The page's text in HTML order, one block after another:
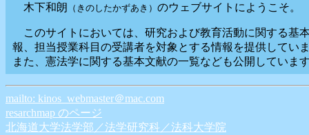
木下和朗 （きのしたかずあき） のウェブサイトにようこそ。
このサイトにおいては、研究および教育活動に関する基
報、担当授業科目の受講者を対象とする情報を提供してい
また、憲法学に関する基本文献の一覧なども公開していま
mailto: kinos_webmaster＠mac.com
resarchmap のページ
北海道大学法学部／法学研究科／法科大学院